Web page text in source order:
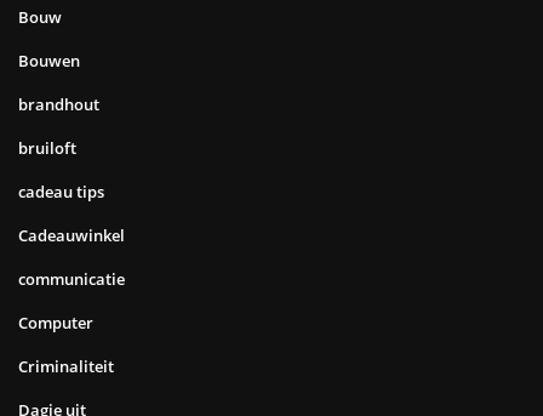
Bouw
Bouwen
brandhout
bruiloft
cadeau tips
Cadeauwinkel
communicatie
Computer
Criminaliteit
Dagje uit